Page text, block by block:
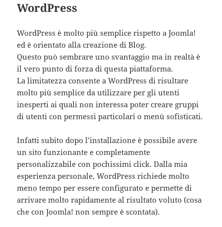
WordPress
WordPress è molto più semplice rispetto a Joomla!
ed è orientato alla creazione di Blog.
Questo può sembrare uno svantaggio ma in realtà è
il vero punto di forza di questa piattaforma.
La limitatezza consente a WordPress di risultare
molto più semplice da utilizzare per gli utenti
inesperti ai quali non interessa poter creare gruppi
di utenti con permessi particolari o menù sofisticati.
Infatti subito dopo l’installazione è possibile avere
un sito funzionante e completamente
personalizzabile con pochissimi click. Dalla mia
esperienza personale, WordPress richiede molto
meno tempo per essere configurato e permette di
arrivare molto rapidamente al risultato voluto (cosa
che con Joomla! non sempre è scontata).